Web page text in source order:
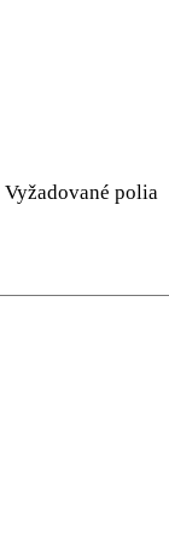
Vyžadované polia